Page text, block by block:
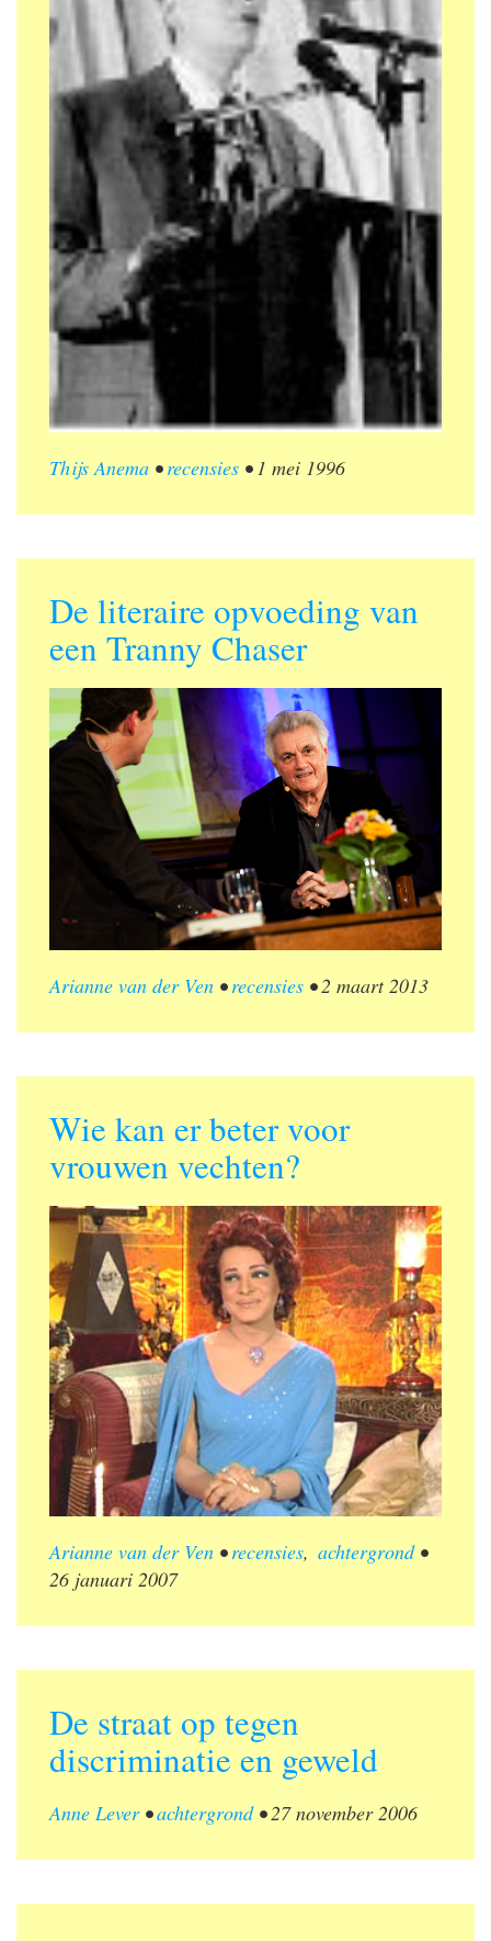
Thijs Anema •recensies •1 mei 1996
De literaire opvoeding van
een Tranny Chaser
Arianne van der Ven •recensies •2 maart 2013
Wie kan er beter voor
vrouwen vechten?
Arianne van der Ven •recensies, achtergrond•
26 januari 2007
De straat op tegen
discriminatie en geweld
Anne Lever•achtergrond•27 november 2006